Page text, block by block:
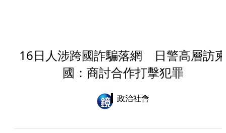
16日人涉跨國詐騙落網 日警高層訪
國：商討合作打擊犯罪
政治社會